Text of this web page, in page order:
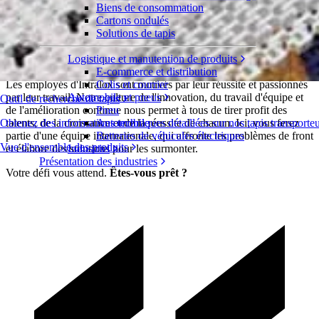
Outil de recherche de tapis
Obtenez des informations techniques détaillées sur nos tapis
Vue d'ensemble des produits
Biens de consommation
Cartons ondulés
Solutions de tapis
Logistique et manutention de produits
E-commerce et distribution
Colis et courrier
Automobile et pneus
Pneu
Automobile
Batteries de véhicules électriques
Industriel
Présentation des industries
Postuler dès maintenant
Pour obtenir les meilleurs résultats, vous
avez besoin des meilleures personnes.
Les employés d'Intralox sont motivés par leur réussite et passionnés
par leur travail. Notre culture de l'innovation, du travail d'équipe et
de l'amélioration continue nous permet à tous de tirer profit des
talents, de la croissance et de la réussite de chacun. Ici, vous ferez
partie d'une équipe internationale, qui affronte les problèmes de front
et élabore des solutions pour les surmonter.
Votre défi vous attend. Êtes-vous prêt ?